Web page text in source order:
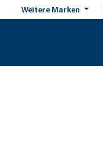
Weitere Marken